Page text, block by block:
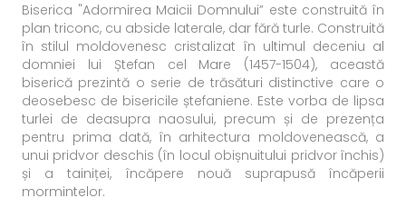
Biserica "Adormirea Maicii Domnului” este construită în
plan triconc, cu abside laterale, dar fără turle. Construită
în stilul moldovenesc cristalizat în ultimul deceniu al
domniei lui Ștefan cel Mare (1457-1504), această
biserică prezintă o serie de trăsături distinctive care o
deosebesc de bisericile ștefaniene. Este vorba de lipsa
turlei de deasupra naosului, precum și de prezența
pentru prima dată, în arhitectura moldovenească, a
unui pridvor deschis (în locul obișnuitului pridvor închis)
și a tainiței, încăpere nouă suprapusă încăperii
mormintelor.